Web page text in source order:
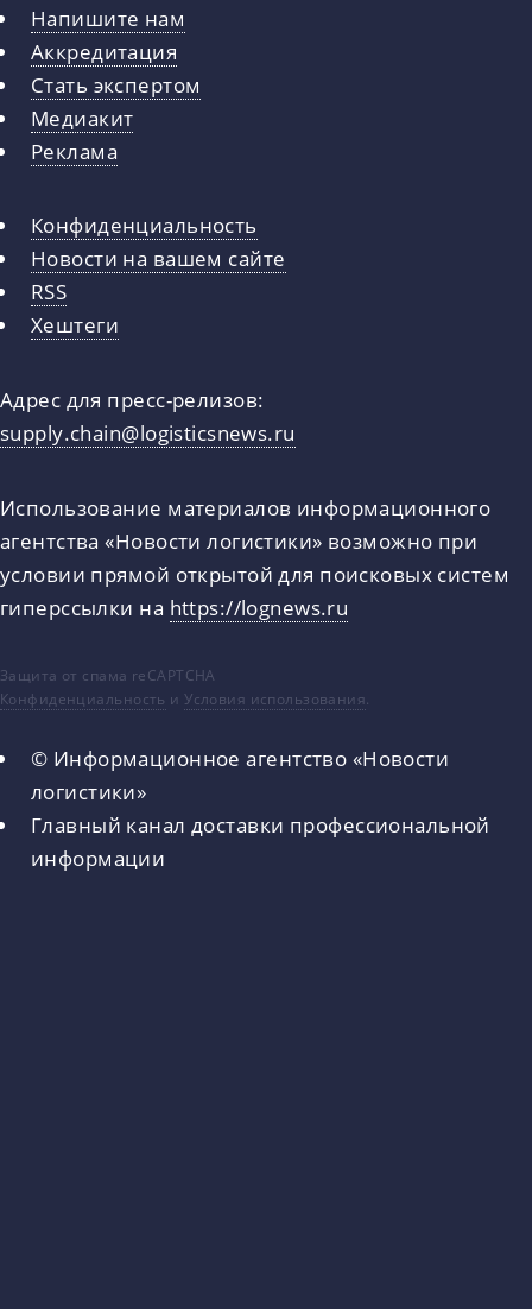
Напишите нам
Аккредитация
Стать экспертом
Медиакит
Реклама
Конфиденциальность
Новости на вашем сайте
RSS
Хештеги
Адрес для пресс-релизов:
supply.chain@logisticsnews.ru
Использование материалов информационного
агентства «Новости логистики» возможно при
условии прямой открытой для поисковых систем
гиперссылки на https://lognews.ru
Защита от спама reCAPTCHA
Конфиденциальность иУсловия использования.
© Информационное агентство «Новости
логистики»
Главный канал доставки профессиональной
информации